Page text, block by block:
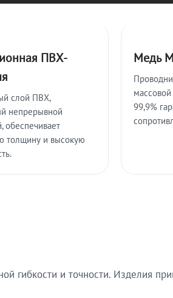
ПВХ-
слой ПВХ,
непрерывной
обеспечивает
толщину и высокую
Медь
99,9%
гибкости и точности. Изделия